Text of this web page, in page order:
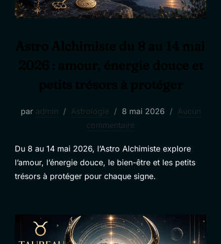
par admin Astrologie
Publié
le
8 mai 2026
Aucun
commentaire
Du 8 au 14 mai 2026, l’Astro Alchimiste explore
l’amour, l’énergie douce, le bien-être et les petits
trésors à protéger pour chaque signe.